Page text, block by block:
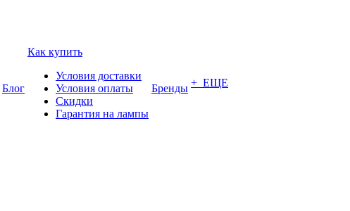
Блог
Как купить
Условия доставки
Условия оплаты
Скидки
Гарантия на лампы
Бренды + ЕЩЕ